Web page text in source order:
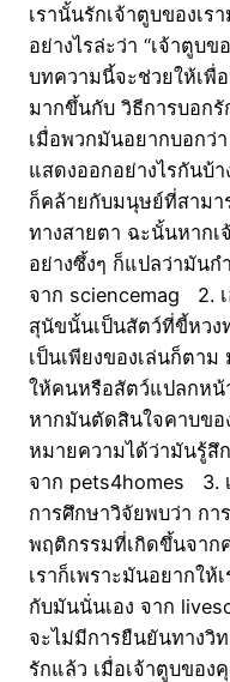
เรานั้นรักเจ้าตูบของเ
อย่างไรล่ะว่า “เจ้าตูบข
บทความนี้จะช่วยให้เพื่อ
มากขึ้นกับ วิธีการบอกรั
เมื่อพวกมันอยากบอกว่
แสดงออกอย่างไรกันบ้
ก็คล้ายกับมนุษย์ที่สามา
ทางสายตา ฉะนั้นหากเ
อย่างซึ้งๆ ก็แปลว่ามันก
จาก sciencemag 2.
สุนัขนั้นเป็นสัตว์ที่ขี้หวง
เป็นเพียงของเล่นก็ตา
ให้คนหรือสัตว์แปลกห
หากมันตัดสินใจคาบขอ
หมายความได้ว่ามันรู้สึ
จาก pets4homes 3.
การศึกษาวิจัยพบว่า ก
พฤติกรรมที่เกิดขึ้นจาก
เราก็เพราะมันอยากให้
กับมันนั่นเอง จาก
จะไม่มีการยืนยันทางวิ
รักแล้ว เมื่อเจ้าตูบขอ